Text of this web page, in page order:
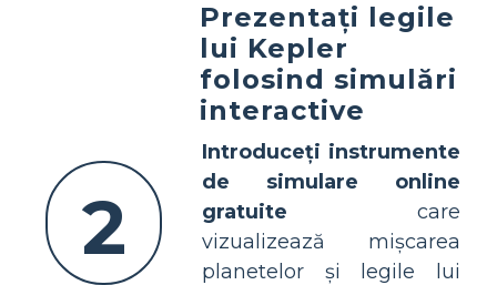
2
Prezentați legile
lui Kepler
folosind simulări
interactive
Introduceți instrumente
de simulare online
gratuite care
vizualizează mișcarea
planetelor și legile lui